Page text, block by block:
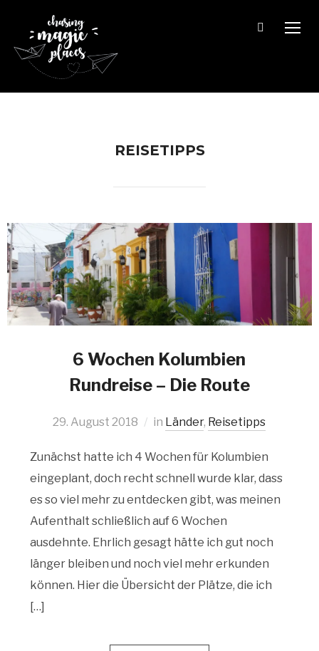
REISETIPPS
6 Wochen Kolumbien
Rundreise – Die Route
29. August 2018 in Länder, Reisetipps
Zunächst hatte ich 4 Wochen für Kolumbien
eingeplant, doch recht schnell wurde klar, dass
es so viel mehr zu entdecken gibt, was meinen
Aufenthalt schließlich auf 6 Wochen
ausdehnte. Ehrlich gesagt hätte ich gut noch
länger bleiben und noch viel mehr erkunden
können. Hier die Übersicht der Plätze, die ich
[…]